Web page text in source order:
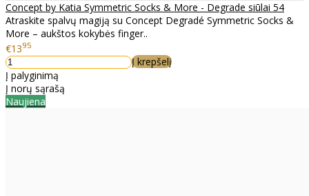
Concept by Katia Symmetric Socks & More - Degrade siūlai 54
Atraskite spalvų magiją su Concept Degradé Symmetric Socks &
More – aukštos kokybės finger..
€1395
Į krepšelį
Į palyginimą
Į norų sąrašą
Naujiena